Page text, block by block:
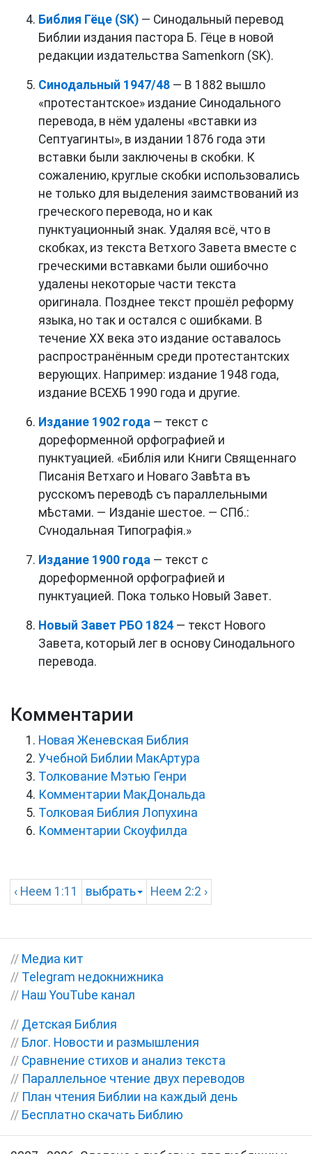
Библия Гёце (SK) — Синодальный перевод
Библии издания пастора Б. Гёце в новой
редакции издательства Samenkorn (SK).
Синодальный 1947/48 — В 1882 вышло
«протестантское» издание Синодального
перевода, в нём удалены «вставки из
Септуагинты», в издании 1876 года эти
вставки были заключены в скобки. К
сожалению, круглые скобки использовались
не только для выделения заимствований из
греческого перевода, но и как
пунктуационный знак. Удаляя всё, что в
скобках, из текста Ветхого Завета вместе с
греческими вставками были ошибочно
удалены некоторые части текста
оригинала. Позднее текст прошёл реформу
языка, но так и остался с ошибками. В
течение XX века это издание оставалось
распространённым среди протестантских
верующих. Например: издание 1948 года,
издание ВСЕХБ 1990 года и другие.
Издание 1902 года — текст с
дореформенной орфографией и
пунктуацией. «Библія или Книги Священнаго
Писанія Ветхаго и Новаго Завѣта въ
русскомъ переводѣ съ параллельными
мѣстами. — Изданіе шестое. — СПб.:
Сѵнодальная Типографія.»
Издание 1900 года — текст с
дореформенной орфографией и
пунктуацией. Пока только Новый Завет.
Новый Завет РБО 1824 — текст Нового
Завета, который лег в основу Синодального
перевода.
Комментарии
Новая Женевская Библия
Учебной Библии МакАртура
Толкование Мэтью Генри
Комментарии МакДональда
Толковая Библия Лопухина
Комментарии Скоуфилда
‹ Неем 1:11 выбрать Неем 2:2 ›
// Медиа кит
// Telegram недокнижника
// Наш YouTube канал
// Детская Библия
// Блог. Новости и размышления
// Сравнение стихов и анализ текста
// Параллельное чтение двух переводов
// План чтения Библии на каждый день
// Бесплатно скачать Библию